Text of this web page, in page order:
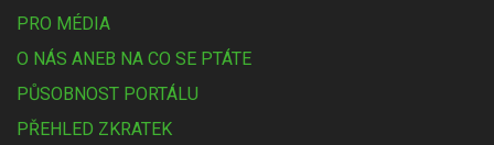
PRO MÉDIA
O NÁS ANEB NA CO SE PTÁTE
PŮSOBNOST PORTÁLU
PŘEHLED ZKRATEK